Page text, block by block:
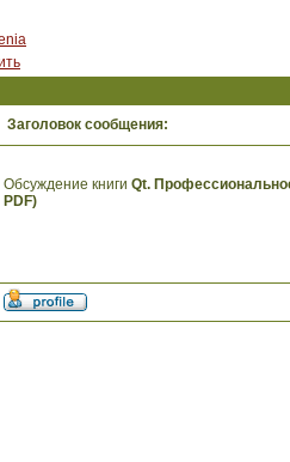
Заголовок сообщения:
Обсуждение книги Qt.
PDF)